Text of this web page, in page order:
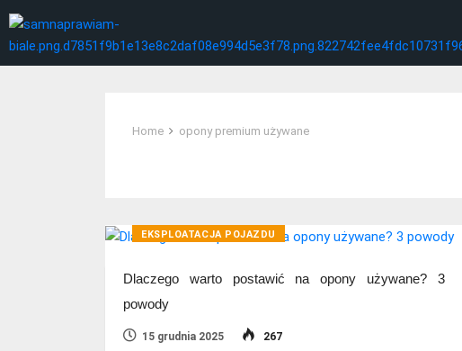
Home opony premium używane
EKSPLOATACJA POJAZDU
Dlaczego warto postawić na opony używane? 3
powody
15 grudnia 2025 267